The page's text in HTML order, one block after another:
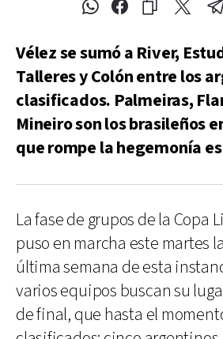
Vélez se sumó a River,
Talleres y Colón entre los
clasificados. Palmeiras,
Mineiro son los brasileños
que rompe la hegemonía
La fase de grupos de la Copa
puso en marcha este martes
última semana de esta
varios equipos buscan su
de final, que hasta el